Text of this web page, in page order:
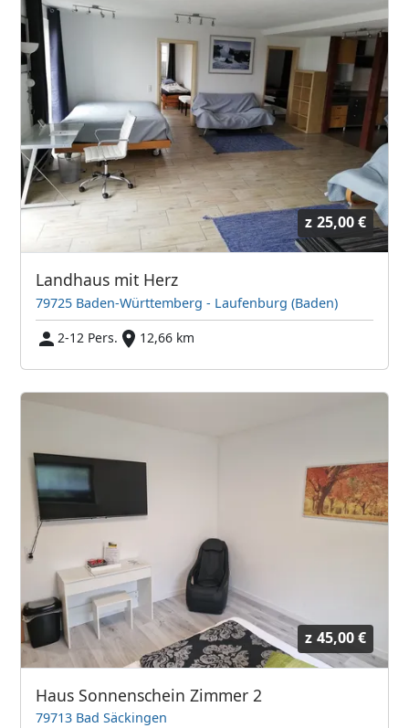
z 25,00 €
Landhaus mit Herz
79725 Baden-Württemberg - Laufenburg (Baden)
2-12 Pers.
12,66 km
z 45,00 €
Haus Sonnenschein Zimmer 2
79713 Bad Säckingen